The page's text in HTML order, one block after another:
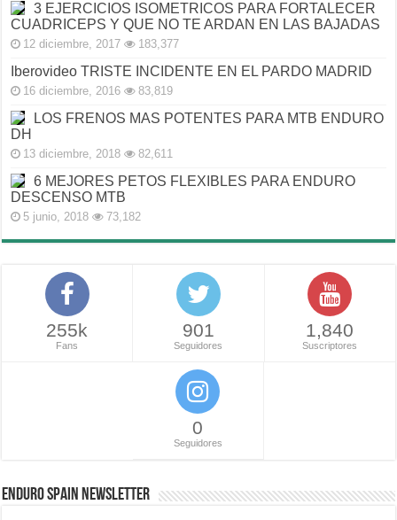
3 EJERCICIOS ISOMETRICOS PARA FORTALECER
CUADRICEPS Y QUE NO TE ARDAN EN LAS BAJADAS
12 diciembre, 2017 183,377
Iberovideo TRISTE INCIDENTE EN EL PARDO MADRID
16 diciembre, 2016 83,819
LOS FRENOS MAS POTENTES PARA MTB ENDURO
DH
13 diciembre, 2018 82,611
6 MEJORES PETOS FLEXIBLES PARA ENDURO
DESCENSO MTB
5 junio, 2018 73,182
255k
Fans
901
Seguidores
1,840
Suscriptores
0
Seguidores
ENDURO SPAIN NEWSLETTER